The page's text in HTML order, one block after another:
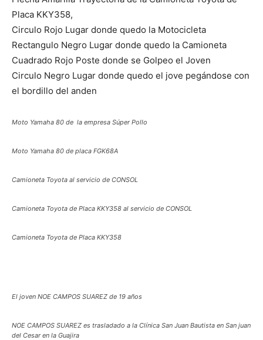
Placa KKY358,
Circulo Rojo Lugar donde quedo la Motocicleta
Rectangulo Negro Lugar donde quedo la Camioneta
Cuadrado Rojo Poste donde se Golpeo el Joven
Circulo Negro Lugar donde quedo el jove pegándose con
el bordillo del anden
Moto Yamaha 80 de la empresa Súper Pollo
Moto Yamaha 80 de placa FGK68A
Camioneta Toyota al servicio de CONSOL
Camioneta Toyota de Placa KKY358 al servicio de CONSOL
Camioneta Toyota de Placa KKY358
El joven NOE CAMPOS SUAREZ de 19 años
NOE CAMPOS SUAREZ es trasladado a la Clínica San Juan Bautista en San juan
del Cesar en la Guajira